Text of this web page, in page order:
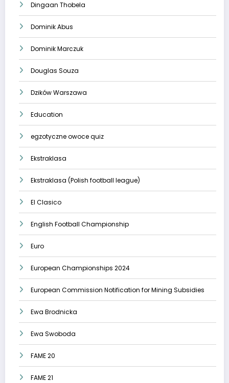
Dingaan Thobela
Dominik Abus
Dominik Marczuk
Douglas Souza
Dzików Warszawa
Education
egzotyczne owoce quiz
Ekstraklasa
Ekstraklasa (Polish football league)
El Clasico
English Football Championship
Euro
European Championships 2024
European Commission Notification for Mining Subsidies
Ewa Brodnicka
Ewa Swoboda
FAME 20
FAME 21